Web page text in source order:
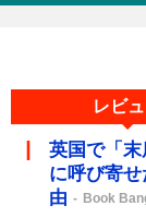
レビ
英国で「末
に呼び寄
由
Book